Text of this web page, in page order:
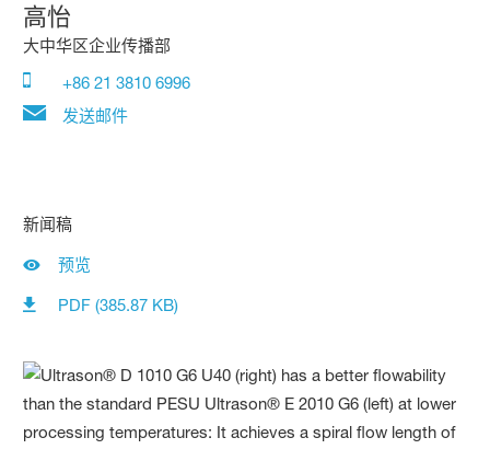
高怡
大中华区企业传播部
+86 21 3810 6996
发送邮件
新闻稿
预览
PDF (385.87 KB)